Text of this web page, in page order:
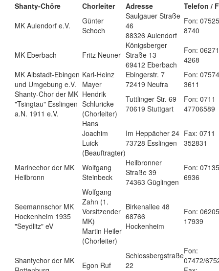
Shanty-Chöre Chorleiter Adresse
Telefon /
MK Aulendorf e.V.
Günter
Schoch
Saulgauer Straße
46
88326 Aulendorf
Fon: 07525
8740
MK Eberbach Fritz Neuner
Königsberger
Straße 13
69412 Eberbach
Fon: 06271
4268
MK Albstadt-Ebingen
und Umgebung e.V.
Karl-Heinz
Mayer
Ebingerstr. 7
72419 Neufra
Fon: 07574
3611
Shanty-Chor der MK
"Tsingtau" Esslingen
a.N. 1911 e.V.
Hendrik
Schluricke
(Chorleiter)
Tuttlinger Str. 69
70619 Stuttgart
Fon: 0711
47706589
Hans
Joachim
Luick
(Beauftragter)
Im Heppächer 24
73728 Esslingen
Fax: 0711
352831
Marinechor der MK
Heilbronn
Wolfgang
Steinbeck
Heilbronner
Straße 39
74363 Güglingen
Fon: 07135
6936
Seemannschor MK
Hockenheim 1935
"Seydlitz" eV
Wolfgang
Zahn (1.
Vorsitzender
MK)
Martin Heiler
(Chorleiter)
Birkenallee 48
68766
Hockenheim
Fon: 06205
17939
Shantychor der MK
Egon Ruf
Schlossbergstraße
22
Fon:
07472/